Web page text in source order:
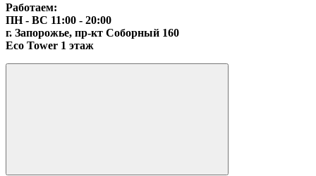
Работаем:
ПН - ВС 11:00 - 20:00
г. Запорожье, пр-кт Соборный 160
Eco Tower 1 этаж